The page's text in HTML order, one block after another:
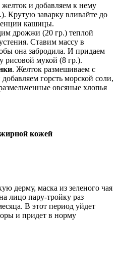
и добавляем к нему
Крутую заварку вливайте до
кашицы.
дрожжи (20 гр.) теплой
Ставим массу в
она забродила. И придаем
рисовой мукой (8 гр.).
. Желток размешиваем с
горсть морской соли,
овсяные хлопья
кожей
дерму, маска из зеленого чая
лицо пару-тройку раз
В этот период уйдет
и придет в норму